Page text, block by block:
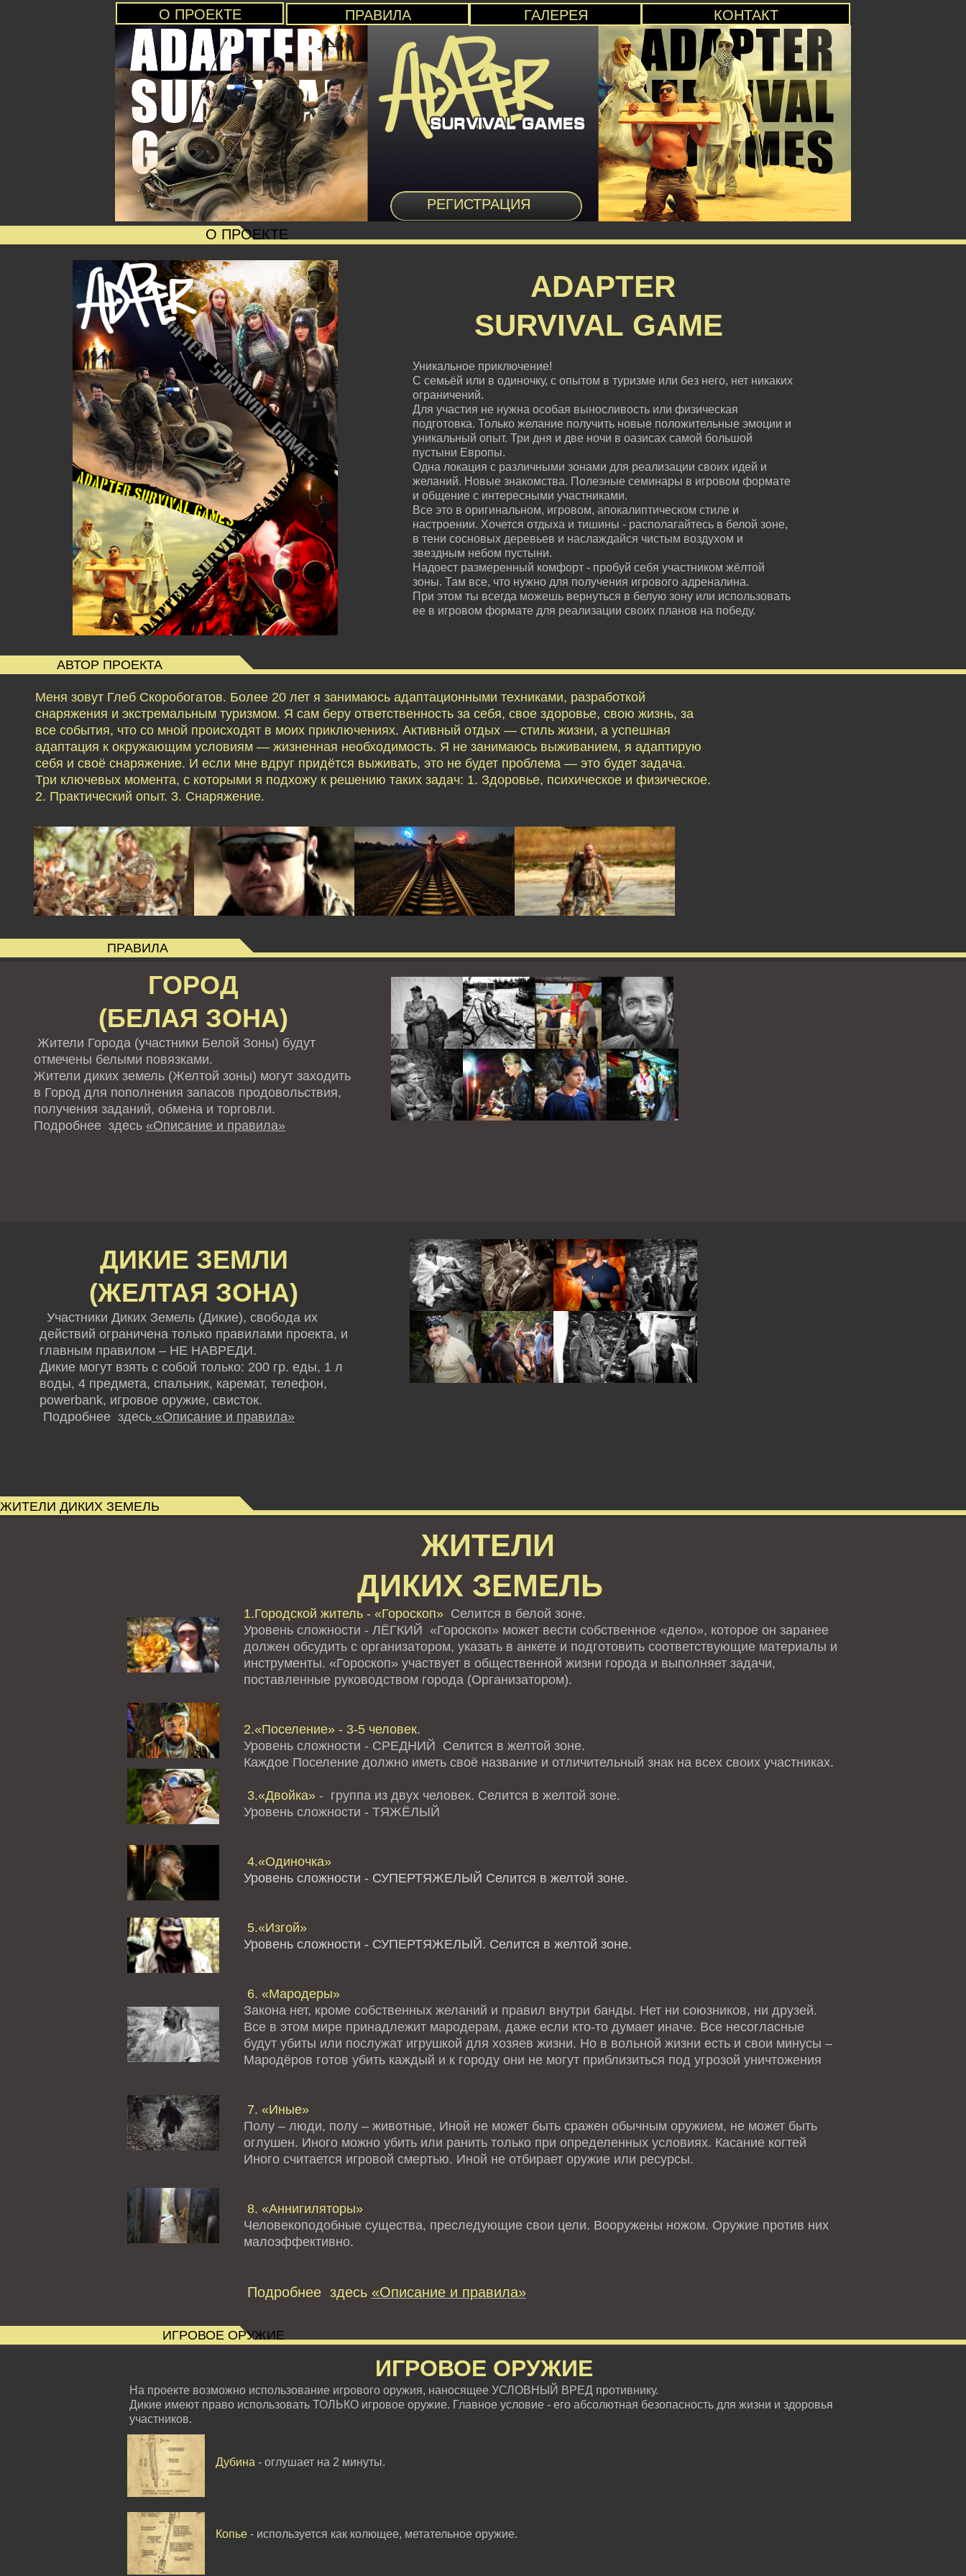
О ПРОЕКТЕ ПРАВИЛА ГАЛЕРЕЯ КОНТАКТ
РЕГИСТРАЦИЯ
О ПРОЕКТЕ
ADAPTER
SURVIVAL GAME
Уникальное приключение!
С семьёй или в одиночку, с опытом в туризме или без него, нет никаких
ограничений.
Для участия не нужна особая выносливость или физическая
подготовка. Только желание получить новые положительные эмоции и
уникальный опыт. Три дня и две ночи в оазисах самой большой
пустыни Европы.
Одна локация с различными зонами для реализации своих идей и
желаний. Новые знакомства. Полезные семинары в игровом формате
и общение с интересными участниками.
Все это в оригинальном, игровом, апокалиптическом стиле и
настроении. Хочется отдыха и тишины - располагайтесь в белой зоне,
в тени сосновых деревьев и наслаждайся чистым воздухом и
звездным небом пустыни.
Надоест размеренный комфорт - пробуй себя участником жёлтой
зоны. Там все, что нужно для получения игрового адреналина.
При этом ты всегда можешь вернуться в белую зону или использовать
ее в игровом формате для реализации своих планов на победу.
АВТОР ПРОЕКТА
Меня зовут Глеб Скоробогатов. Более 20 лет я занимаюсь адаптационными техниками, разработкой
снаряжения и экстремальным туризмом. Я сам беру ответственность за себя, свое здоровье, свою жизнь, за
все события, что со мной происходят в моих приключениях. Активный отдых — стиль жизни, а успешная
адаптация к окружающим условиям — жизненная необходимость. Я не занимаюсь выживанием, я адаптирую
себя и своё снаряжение. И если мне вдруг придётся выживать, это не будет проблема — это будет задача.
Три ключевых момента, с которыми я подхожу к решению таких задач: 1. Здоровье, психическое и физическое.
2. Практический опыт. 3. Снаряжение.
ПРАВИЛА
ГОРОД
(БЕЛАЯ ЗОНА)
Жители Города (участники Белой Зоны) будут
отмечены белыми повязками.
Жители диких земель (Желтой зоны) могут заходить
в Город для пополнения запасов продовольствия,
получения заданий, обмена и торговли.
Подробнее здесь «Описание и правила»
ДИКИЕ ЗЕМЛИ
(ЖЕЛТАЯ ЗОНА)
Участники Диких Земель (Дикие), свобода их
действий ограничена только правилами проекта, и
главным правилом – НЕ НАВРЕДИ.
Дикие могут взять с собой только: 200 гр. еды, 1 л
воды, 4 предмета, спальник, каремат, телефон,
powerbank, игровое оружие, свисток.
Подробнее здесь «Описание и правила»
ЖИТЕЛИ ДИКИХ ЗЕМЕЛЬ
ЖИТЕЛИ
ДИКИХ ЗЕМЕЛЬ
1.Городской житель - «Гороскоп»Селится в белой зоне.
Уровень сложности - ЛЁГКИЙ «Гороскоп» может вести собственное «дело», которое он заранее
должен обсудить с организатором, указать в анкете и подготовить соответствующие материалы и
инструменты. «Гороскоп» участвует в общественной жизни города и выполняет задачи,
поставленные руководством города (Организатором).
2.«Поселение» - 3-5 человек.
Уровень сложности - СРЕДНИЙ Селится в желтой зоне.
Каждое Поселение должно иметь своё название и отличительный знак на всех своих участниках.
3.«Двойка»- группа из двух человек. Селится в желтой зоне.
Уровень сложности - ТЯЖЁЛЫЙ
4.«Одиночка»
Уровень сложности - СУПЕРТЯЖЕЛЫЙ Селится в желтой зоне.
5.«Изгой»
Уровень сложности - СУПЕРТЯЖЕЛЫЙ. Селится в желтой зоне.
6. «Мародеры»
Закона нет, кроме собственных желаний и правил внутри банды. Нет ни союзников, ни друзей.
Все в этом мире принадлежит мародерам, даже если кто-то думает иначе. Все несогласные
будут убиты или послужат игрушкой для хозяев жизни. Но в вольной жизни есть и свои минусы –
Мародёров готов убить каждый и к городу они не могут приблизиться под угрозой уничтожения
7. «Иные»
Полу – люди, полу – животные, Иной не может быть сражен обычным оружием, не может быть
оглушен. Иного можно убить или ранить только при определенных условиях. Касание когтей
Иного считается игровой смертью. Иной не отбирает оружие или ресурсы.
8. «Аннигиляторы»
Человекоподобные существа, преследующие свои цели. Вооружены ножом. Оружие против них
малоэффективно.
Подробнее здесь «Описание и правила»
ИГРОВОЕ ОРУЖИЕ
На проекте возможно использование игрового оружия, наносящее УСЛОВНЫЙ ВРЕД противнику.
Дикие имеют право использовать ТОЛЬКО игровое оружие. Главное условие - его абсолютная безопасность для жизни и здоровья
участников.
Дубина - оглушает на 2 минуты.
Копье - используется как колющее, метательное оружие.
ИГРОВОЕ ОРУЖИЕ